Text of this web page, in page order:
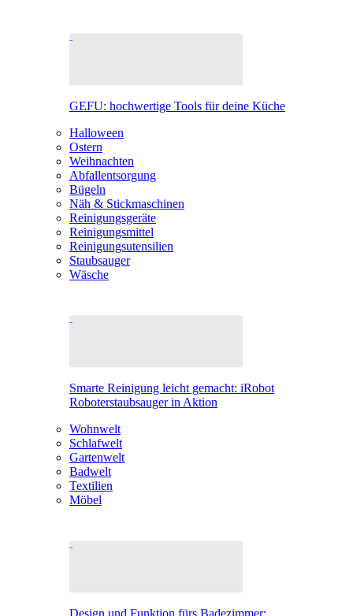
GEFU: hochwertige Tools für deine Küche
Halloween
Ostern
Weihnachten
Abfallentsorgung
Bügeln
Näh & Stickmaschinen
Reinigungsgeräte
Reinigungsmittel
Reinigungsutensilien
Staubsauger
Wäsche
Smarte Reinigung leicht gemacht: iRobot
Roboterstaubsauger in Aktion
Wohnwelt
Schlafwelt
Gartenwelt
Badwelt
Textilien
Möbel
Design und Funktion fürs Badezimmer: